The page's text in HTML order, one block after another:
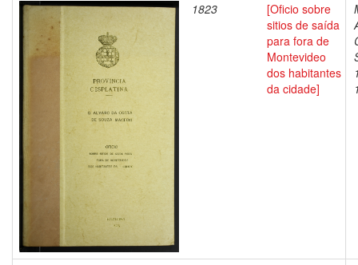
1823
[Oficio sobre
sitios de saída
para fora de
Montevideo
dos habitantes
da cidade]